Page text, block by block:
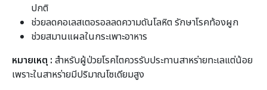
ปกติ
ช่วยลดคอเลสเตอรอลลดความดันโลหิต รักษาโรคท้องผูก
ช่วยสมานแผลในกระเพาะอาหาร
หมายเหตุ : สำหรับผู้ป่วยโรคไตควรรับประทานสาหร่ายทะเลแต่น้อย
เพราะในสาหร่ายมีปริมาณโซเดียมสูง